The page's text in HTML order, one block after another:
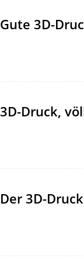
Gute 3D-
3D-Druck,
Der 3D-